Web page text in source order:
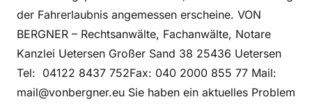
der Fahrerlaubnis angemessen erscheine. VON
BERGNER – Rechtsanwälte, Fachanwälte, Notare
Kanzlei Uetersen Großer Sand 38 25436 Uetersen
Tel: 04122 8437 752Fax: 040 2000 855 77 Mail:
mail@vonbergner.eu Sie haben ein aktuelles Problem